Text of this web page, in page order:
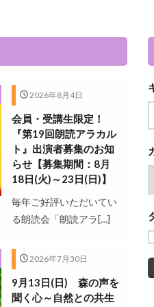
2026年8月4日
会員・受講生限定！
『第19回朗読アラカル
ト』出演者募集のお知
らせ【募集期間：8月
18日(火)～23日(日)】
毎年ご好評いただいてい
る朗読会「朗読アラ[…]
2026年7月30日
9月13日(日) 森の声を
聞く心～自然との共生